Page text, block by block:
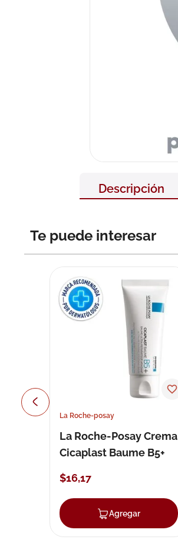
Descripción
Te puede interesar
La Roche-posay
La Roche-Posay Crema
Cicaplast Baume B5+
$16,17
Agregar